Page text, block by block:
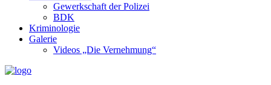
Gewerkschaft der Polizei
BDK
Kriminologie
Galerie
Videos „Die Vernehmung“